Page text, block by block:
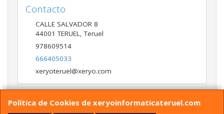
Política de Cookies de xeryoinformaticateruel.com
Contacto
CALLE SALVADOR 8
44001 TERUEL,Teruel
978609514
666405033
xeryoteruel@xeryo.com
Horario